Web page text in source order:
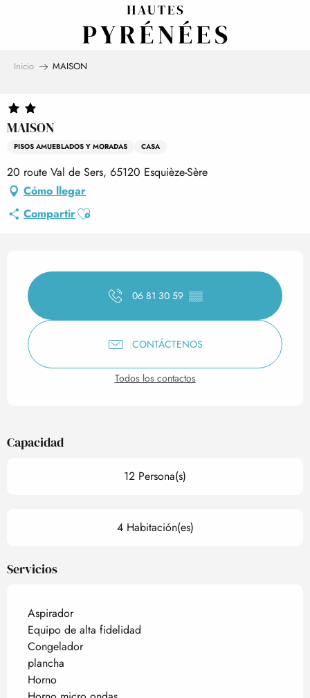
Inicio MAISON
MAISON
PISOS AMUEBLADOS Y MORADAS CASA
20 route Val de Sers, 65120 Esquièze-Sère
Cómo llegar
CompartirAjouter aux favoris
Horarios y datos de
06 81 30 59 ▒▒
CONTÁCTENOS
Todos los contactos
Capacidad
12 Persona(s)
4 Habitación(es)
Servicios
Aspirador
Equipo de alta fidelidad
Congelador
plancha
Horno